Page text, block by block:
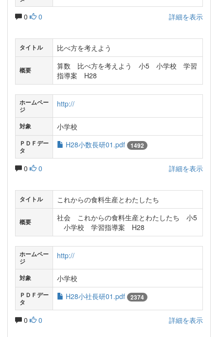
0 0 詳細を表示
タイトル 比べ方を考えよう
概要
算数 比べ方を考えよう 小5 小学校 学習
指導案 H28
ホームペー
ジ
http://
対象 小学校
ＰＤＦデー
タ
H28小数長研01.pdf 1492
0 0 詳細を表示
タイトル これからの食料生産とわたしたち
概要
社会 これからの食料生産とわたしたち 小5
小学校 学習指導案 H28
ホームペー
ジ
http://
対象 小学校
ＰＤＦデー
タ
H28小社長研01.pdf 2374
0 0 詳細を表示